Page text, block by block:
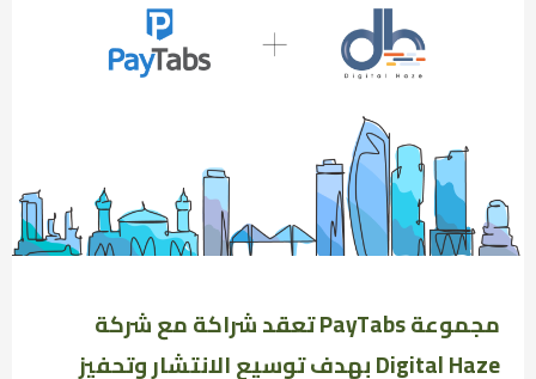
مجموعة PayTabs تعقد شراكة مع شركة
Digital Haze بهدف توسيع الانتشار وتحفيز